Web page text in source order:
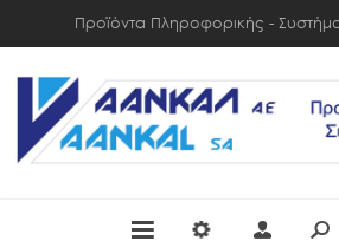
Προϊόντα Πληροφορικής -